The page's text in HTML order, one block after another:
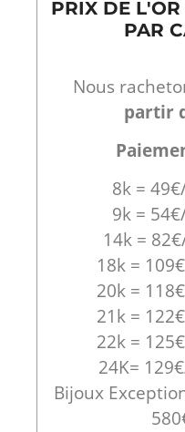
PRIX DE
PAR
Nous
partir
8k =
9k =
14k =
18k =
20k =
21k =
22k =
24K=
Bijoux